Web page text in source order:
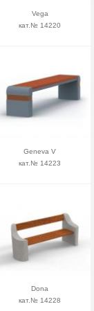
Vega
кат.№ 14220
Geneva V
кат.№ 14223
Dona
кат.№ 14228